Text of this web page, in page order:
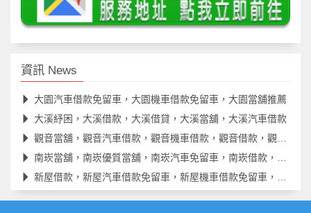
資訊 News
大園汽車借款免留車，大園機車借款免留車，大園當舖推薦
大溪紓困，大溪借款，大溪借貸，大溪當舖，大溪汽車借款
觀音當舖，觀音汽車借款，觀音機車借款，觀音借款，觀音借錢
南崁當舖，南崁優質當舖，南崁汽車免留車，南崁借款，南崁借貸
新屋借款，新屋汽車借款免留車，新屋機車借款免留車，新屋借款